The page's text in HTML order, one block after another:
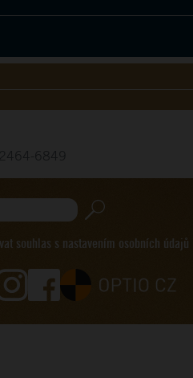
souhlas s nastavením osobních údajů